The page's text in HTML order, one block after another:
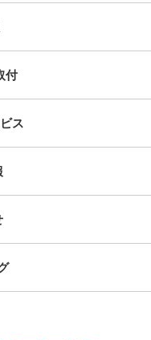
付
ス